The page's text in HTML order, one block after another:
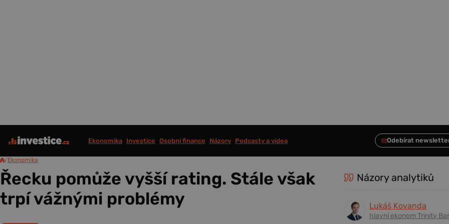
Ekonomika Investice Osobní finance Názory Podcasty a videa
/Ekonomika
Řecku pomůže vyšší rating. Stále však
trpí vážnými problémy
Názory analytiků
Lukáš Kovanda
hlavní ekonom Trinity